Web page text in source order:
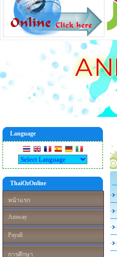
Language
ThaiOzOnline
หน้าแรก
Amway
Payall
การศึกษา